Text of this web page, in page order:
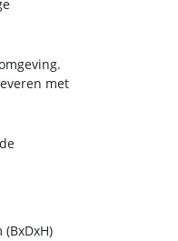
met
(BxDxH)